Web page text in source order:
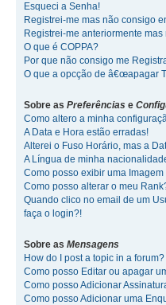
Esqueci a Senha!
Registrei-me mas não consigo
Registrei-me anteriormente
O que é COPPA?
Por que não consigo me
O que a opcção de â€œapagar
Sobre as Preferências e
Como altero a minha
A Data e Hora estão erradas!
Alterei o Fuso Horário, mas a
A Língua de minha
Como posso exibir uma
Como posso alterar o meu
Quando clico no email de um
faça o login?!
Sobre as Mensagens
How do I post a topic in a forum?
Como posso Editar ou apagar
Como posso Adicionar
Como posso Adicionar uma